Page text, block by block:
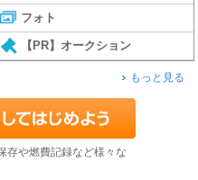
フォト
【PR】オークション
もっと見る
存や燃費記録など様々な